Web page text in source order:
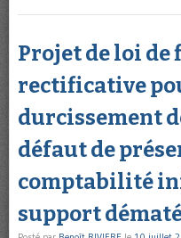
Projet de loi de
rectificative
durcissement
défaut de
comptabilité
support